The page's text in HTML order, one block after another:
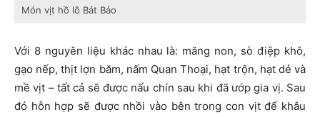
Món vịt hồ lô Bát Bảo
Với 8 nguyên liệu khác nhau là: măng non, sò điệp khô,
gạo nếp, thịt lợn băm, nấm Quan Thoại, hạt trộn, hạt dẻ và
mề vịt – tất cả sẽ được nấu chín sau khi đã ướp gia vị. Sau
đó hỗn hợp sẽ được nhồi vào bên trong con vịt để khâu